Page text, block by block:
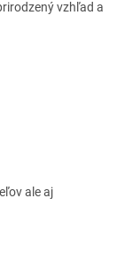
vzhľad a
ale aj